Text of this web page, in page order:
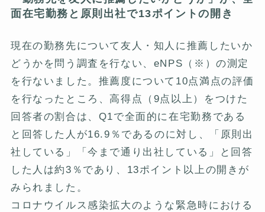
面在宅勤務と原則出社で13ポイントの開き
現在の勤務先について友人・知人に推薦したいか
どうかを問う調査を行ない、eNPS（※）の測定
を行ないました。推薦度について10点満点の評価
を行なったところ、高得点（9点以上）をつけた
回答者の割合は、Q1で全面的に在宅勤務である
と回答した人が16.9％であるのに対し、「原則出
社している」「今まで通り出社している」と回答
した人は約3％であり、13ポイント以上の開きが
みられました。
コロナウイルス感染拡大のような緊急時における